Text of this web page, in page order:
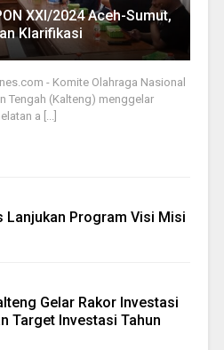
XXI/2024 Aceh-Sumut,
Klarifikasi
- Komite Olahraga Nasional
Tengah (Kalteng) menggelar
a [...]
Lanjukan Program Visi Misi
Gelar Rakor Investasi
Target Investasi Tahun